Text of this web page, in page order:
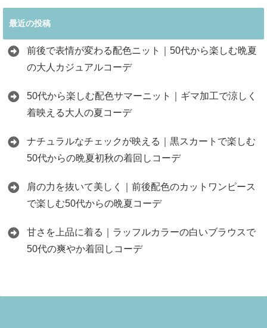
最近の投稿
前後で表情が変わる配色ニット｜50代から楽しむ晩夏
の大人カジュアルコーデ
50代から楽しむ配色サマーニット｜ギマ加工で涼しく
着映える大人の夏コーデ
ナチュラルなチェックが映える｜黒スカートで楽しむ
50代からの晩夏初秋の着回しコーデ
肩の力を抜いて美しく｜前後配色のカットワンピース
で楽しむ50代からの晩夏コーデ
甘さを上品に着る｜ラッフルカラーの白いブラウスで
50代の爽やか着回しコーデ